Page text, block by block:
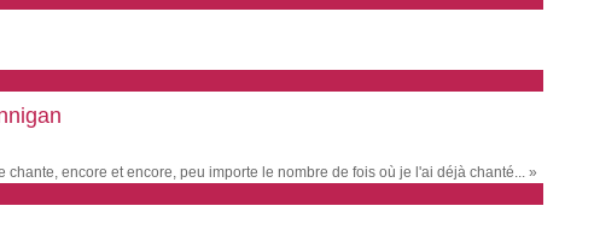
encore et encore, peu importe le nombre de fois où je l'ai déjà chanté... »